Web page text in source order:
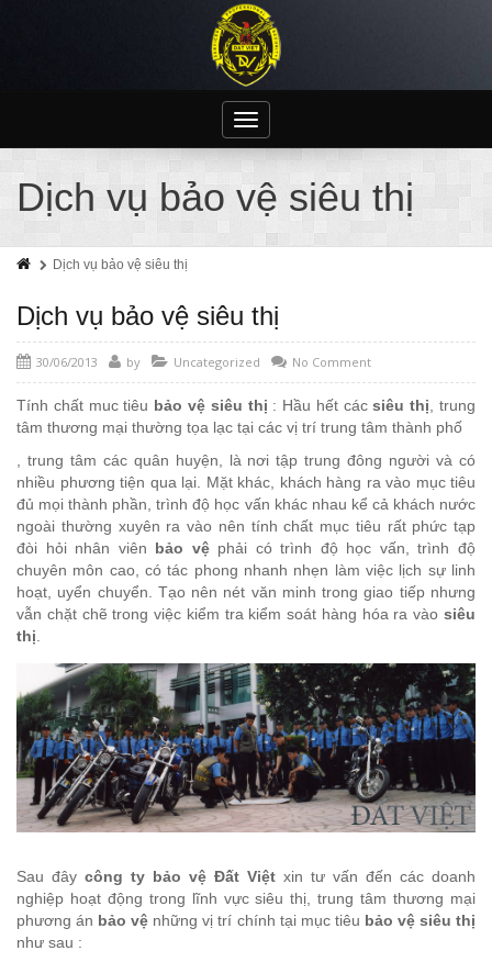
Toggle
navigation
Dịch vụ bảo vệ siêu thị
Dịch vụ bảo vệ siêu thị
Dịch vụ bảo vệ siêu thị
30/06/2013 by Uncategorized No Comment
Tính chất muc tiêu bảo vệ siêu thị : Hầu hết cácsiêu thị , trung
tâm thương mại thường tọa lạc tại các vị trí trung tâm thành phố
, trung tâm các quân huyện, là nơi tập trung đông người và có
nhiều phương tiện qua lại. Mặt khác, khách hàng ra vào mục tiêu
đủ mọi thành phần, trình độ học vấn khác nhau kể cả khách nước
ngoài thường xuyên ra vào nên tính chất mục tiêu rất phức tạp
đòi hỏi nhân viên bảo vệphải có trình độ học vấn, trình độ
chuyên môn cao, có tác phong nhanh nhẹn làm việc lịch sự linh
hoạt, uyển chuyển. Tạo nên nét văn minh trong giao tiếp nhưng
vẫn chặt chẽ trong việc kiểm tra kiểm soát hàng hóa ra vào siêu
thị
Sau đây công ty bảo vệ Đất Việt xin tư vấn đến các doanh
nghiệp hoạt động trong lĩnh vực siêu thị, trung tâm thương mại
phương án bảo vệ những vị trí chính tại mục tiêu bảo vệ siêu thị
như sau :